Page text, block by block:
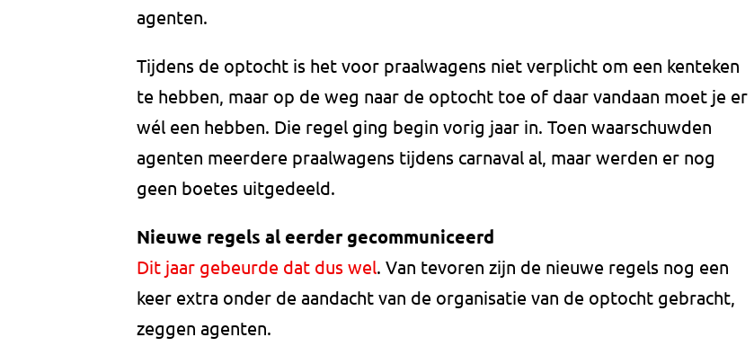
agenten.
Tijdens de optocht is het voor praalwagens niet verplicht om een kenteken
te hebben, maar op de weg naar de optocht toe of daar vandaan moet je er
wél een hebben. Die regel ging begin vorig jaar in. Toen waarschuwden
agenten meerdere praalwagens tijdens carnaval al, maar werden er nog
geen boetes uitgedeeld.
Nieuwe regels al eerder gecommuniceerd
Dit jaar gebeurde dat dus wel. Van tevoren zijn de nieuwe regels nog een
keer extra onder de aandacht van de organisatie van de optocht gebracht,
zeggen agenten.